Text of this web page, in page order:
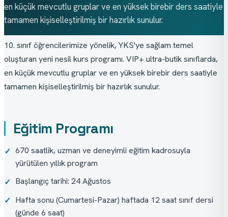
en küçük mevcutlu gruplar ve en yüksek birebir ders saatiyle
tamamen kişiselleştirilmiş bir hazırlık sunulur.
10. sınıf öğrencilerimize yönelik, YKS'ye sağlam temel
oluşturan yeni nesil kurs programı. VIP+ ultra-butik sınıflarda,
en küçük mevcutlu gruplar ve en yüksek birebir ders saatiyle
tamamen kişiselleştirilmiş bir hazırlık sunulur.
Eğitim Programı
✓ 670 saatlik, uzman ve deneyimli eğitim kadrosuyla
yürütülen yıllık program
✓ Başlangıç tarihi: 24 Ağustos
✓ Hafta sonu (Cumartesi-Pazar) haftada 12 saat sınıf dersi
(günde 6 saat)